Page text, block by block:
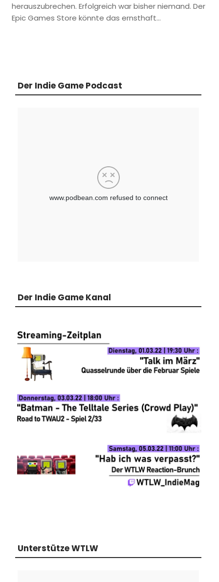
herauszubrechen. Erfolgreich war bisher niemand. Der
Epic Games Store könnte das ernsthaft…
Der Indie Game Podcast
Der Indie Game Kanal
Unterstütze WTLW